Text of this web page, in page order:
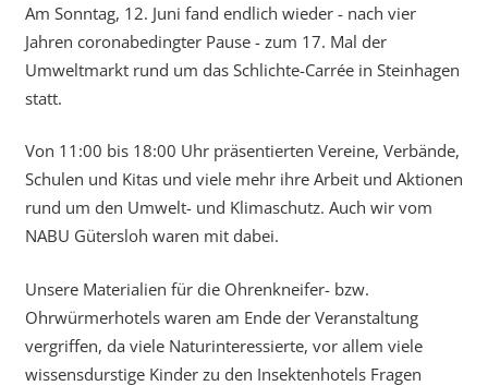
Am Sonntag, 12. Juni fand endlich wieder - nach vier
Jahren coronabedingter Pause - zum 17. Mal der
Umweltmarkt rund um das Schlichte-Carrée in Steinhagen
statt.
Von 11:00 bis 18:00 Uhr präsentierten Vereine, Verbände,
Schulen und Kitas und viele mehr ihre Arbeit und Aktionen
rund um den Umwelt- und Klimaschutz. Auch wir vom
NABU Gütersloh waren mit dabei.
Unsere Materialien für die Ohrenkneifer- bzw.
Ohrwürmerhotels waren am Ende der Veranstaltung
vergriffen, da viele Naturinteressierte, vor allem viele
wissensdurstige Kinder zu den Insektenhotels Fragen